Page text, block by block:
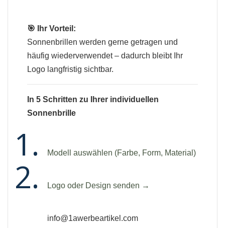
🎯 Ihr Vorteil:
Sonnenbrillen werden gerne getragen und
häufig wiederverwendet – dadurch bleibt Ihr
Logo langfristig sichtbar.
In 5 Schritten zu Ihrer individuellen
Sonnenbrille
Modell auswählen (Farbe, Form, Material)
Logo oder Design senden →
info@1awerbeartikel.com